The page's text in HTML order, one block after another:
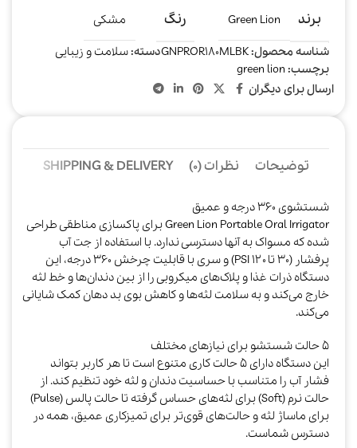
برند Green Lion رنگ
مشکی
شناسه محصول:GNPROR180MLBKدسته:سلامت و زیبایی
برچسب: green lion
ارسال برای دیگران
توضیحات نظرات (0) SHIPPING & DELIVERY
شستشوی ۳۶۰ درجه و عمیق
Green Lion Portable Oral Irrigator برای پاکسازی مناطقی طراحی
شده که مسواک به آنها دسترسی ندارد. با استفاده از جت آب
پرفشار (۳۰ تا ۱۲۰ PSI) و سری با قابلیت چرخش ۳۶۰ درجه، این
دستگاه ذرات غذا و پلاک‌های میکروبی را از بین دندان‌ها و خط لثه
خارج می‌کند و به سلامت لثه‌ها و کاهش بوی بد دهان کمک شایانی
می‌کند.​
۵ حالت شستشو برای نیازهای مختلف
این دستگاه دارای ۵ حالت کاری متنوع است تا هر کاربر بتواند
فشار آب را متناسب با حساسیت دندان و لثه خود تنظیم کند. از
حالت نرم (Soft) برای لثه‌های حساس گرفته تا حالت پالس (Pulse)
برای ماساژ لثه و حالت‌های قوی‌تر برای تمیزکاری عمیق، همه در
دسترس شماست.​